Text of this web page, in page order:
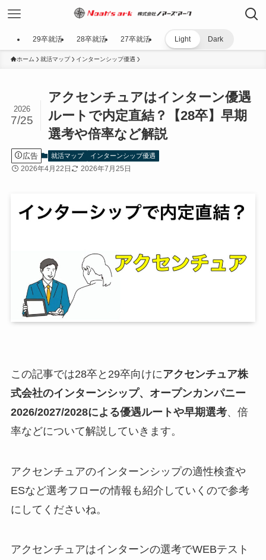
29卒就活 28卒就活 27卒就活 Light Dark
ホーム 就活マップ インターンシップ優遇
アクセンチュアはインターン優遇
ルートで内定直結？【28卒】早期
選考や倍率など解説
2026
7/25
広告 就活マップ インターンシップ優遇
2026年4月22日 2026年7月25日
この記事では28卒と29卒向けにアクセンチュア株
式会社のインターンシップ、オープンカンパニー
2026/2027/2028による優遇ルートや早期選考、倍
率などについて解説していきます。
アクセンチュアのインターンシップの適性検査や
ESなど選考フローの情報も紹介していくので参考
にしてくださいね。
アクセンチュアはインターンの選考でWEBテスト